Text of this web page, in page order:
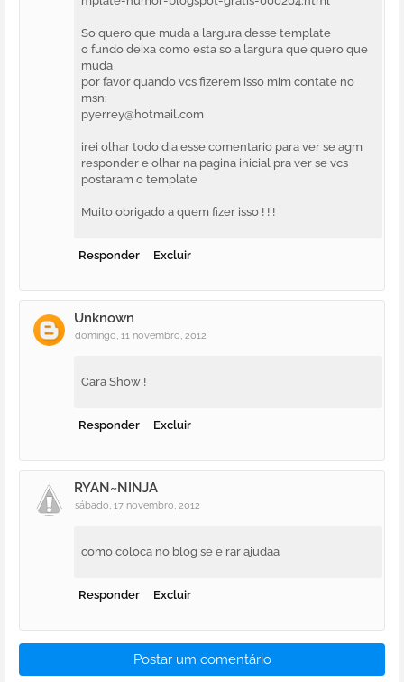
So quero que muda a largura desse template
o fundo deixa como esta so a largura que quero que
muda
por favor quando vcs fizerem isso mim contate no
msn:
pyerrey@hotmail.com
irei olhar todo dia esse comentario para ver se agm
responder e olhar na pagina inicial pra ver se vcs
postaram o template
Muito obrigado a quem fizer isso ! ! !
Responder Excluir
Unknown
domingo, 11 novembro, 2012
Cara Show !
Responder Excluir
RYAN~NINJA
sábado, 17 novembro, 2012
como coloca no blog se e rar ajudaa
Responder Excluir
Postar um comentário